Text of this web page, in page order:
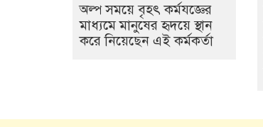
অল্প সময়ে বৃহৎ কর্মযজ্ঞের
মাধ্যমে মানুষের হৃদয়ে স্থান
করে নিয়েছেন এই কর্মকর্তা